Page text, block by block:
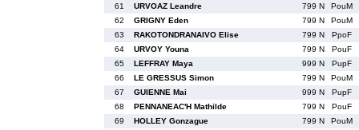
61
URVOAZ Leandre 799 N
PouM
62
GRIGNY Eden 799 N
PouM
63
RAKOTONDRANAIVO Elise 799 N
PpoF
64
URVOY Youna 799 N
PouF
65
LEFFRAY Maya 999 N
PupF
66
LE GRESSUS Simon 799 N
PouM
67
GUIENNE Mai 999 N
PupF
68
PENNANEAC'H Mathilde 799 N
PouF
69
HOLLEY Gonzague 799 N
PouM